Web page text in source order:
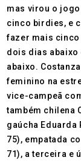
mas virou o
cinco birdies, e
fazer mais
dois dias abaixo
abaixo.
feminino na
vice-campeã
também chilena
gaúcha
75), empatada
71), a terceira e